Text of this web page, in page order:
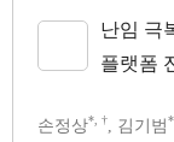
난임 극
플랫폼
손정상*, † , 김기범